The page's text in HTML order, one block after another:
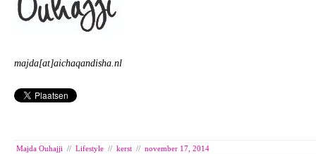
majda[at]aichaqandisha.nl
Majda Ouhajji // Lifestyle // kerst // november 17, 2014